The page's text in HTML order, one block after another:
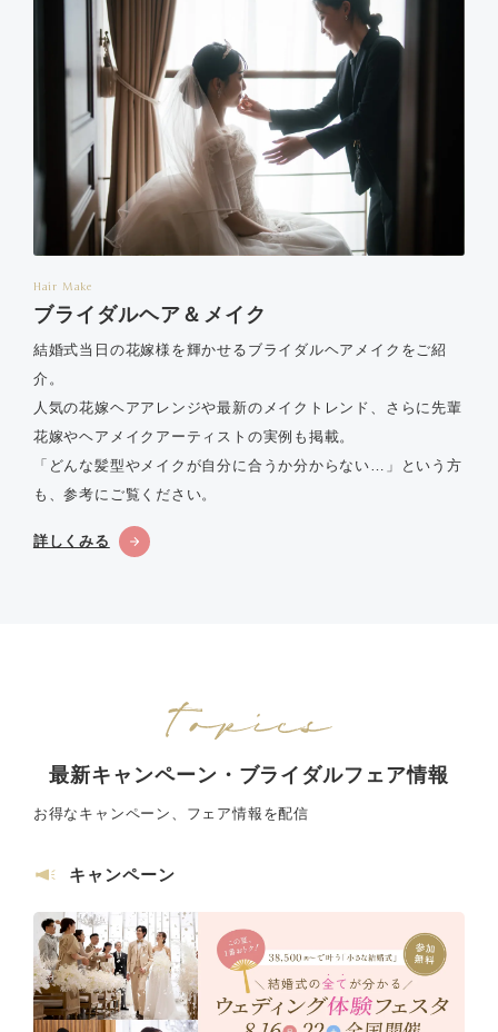
Hair Make
ブライダルヘア＆メイク
結婚式当日の花嫁様を輝かせるブライダルヘアメイクをご紹
介。
人気の花嫁ヘアアレンジや最新のメイクトレンド、さらに先輩
花嫁やヘアメイクアーティストの実例も掲載。
「どんな髪型やメイクが自分に合うか分からない…」という方
も、参考にご覧ください。
詳しくみる
最新キャンペーン・ブライダルフェア情報
お得なキャンペーン、フェア情報を配信
キャンペーン